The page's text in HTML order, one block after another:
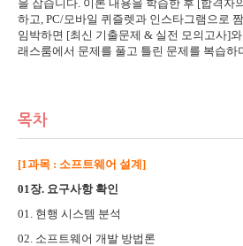
을 잡습니다. 이론 내용을 학습한 후 [합격자
하고, PC/모바일 퀴즐렛과 인스타그램으로
임박하면 [최신 기출문제 & 실전 모의고사]
래스룸에서 문제를 풀고 틀린 문제를 복습하
목차
[1과목 : 소프트웨어 설계]
01장. 요구사항 확인
01. 현행 시스템 분석
02. 소프트웨어 개발 방법론